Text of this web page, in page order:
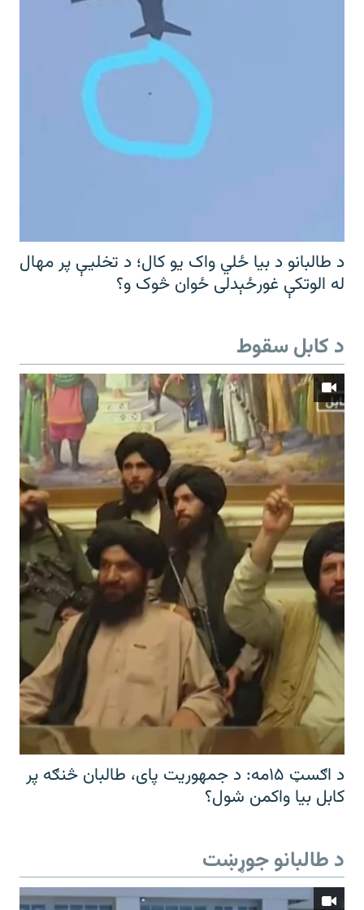
د طالبانو د بیا ځلي واک یو کال؛ د تخلیې پر مهال
له الوتکې غورځېدلی ځوان څوک و؟
د کابل سقوط
د اګسټ ۱۵مه: د جمهوریت پای، طالبان څنګه پر
کابل بیا واکمن شول؟
د طالبانو جوړښت